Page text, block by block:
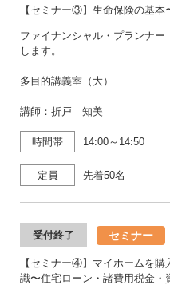
【セミナー③】生命保険の基
ファイナンシャル・プランナ
します。
多目的講義室（大）
講師：折戸 知美
時間帯 14:00～14:50
定員 先着50名
受付終了 セミナー
【セミナー④】マイホームを
識〜住宅ローン・諸費用税金・